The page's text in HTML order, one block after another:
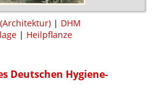
| DHM
| Heilpflanze
Deutschen Hygiene-